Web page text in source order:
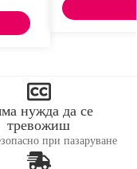
нужда да се
тревожиш
при пазаруване